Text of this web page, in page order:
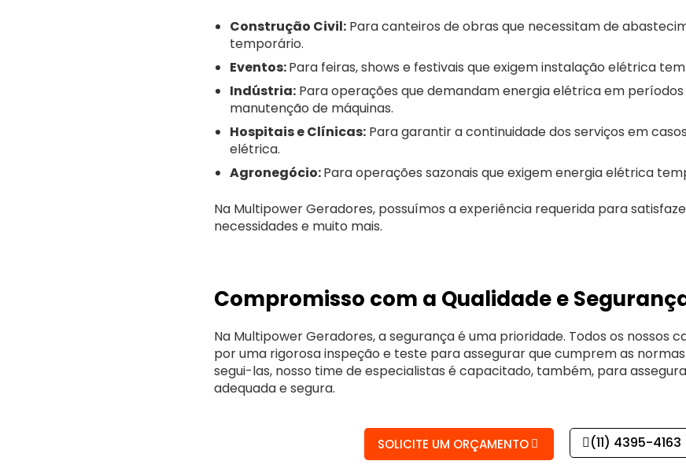
Construção Civil: Para canteiros de obras que necessitam de
temporário.
Eventos:Para feiras, shows e festivais que exigem instalação elétrica
Indústria: Para operações que demandam energia elétrica em
manutenção de máquinas.
Hospitais e Clínicas: Para garantir a continuidade dos serviços em
elétrica.
Agronegócio:Para operações sazonais que exigem energia elétrica
Na Multipower Geradores, possuímos a experiência requerida para
necessidades e muito mais.
Compromisso com a Qualidade e
Na Multipower Geradores, a segurança é uma prioridade. Todos os nossos
por uma rigorosa inspeção e teste para assegurar que cumprem as
segui-las, nosso time de especialistas é capacitado, também, para
adequada e segura.
SOLICITE UM ORÇAMENTO (11) 4395-4163